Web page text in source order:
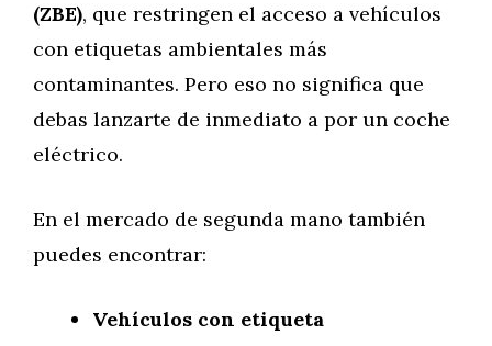
(ZBE), que restringen el acceso a vehículos
con etiquetas ambientales más
contaminantes. Pero eso no significa que
debas lanzarte de inmediato a por un coche
eléctrico.
En el mercado de segunda mano también
puedes encontrar:
Vehículos con etiqueta